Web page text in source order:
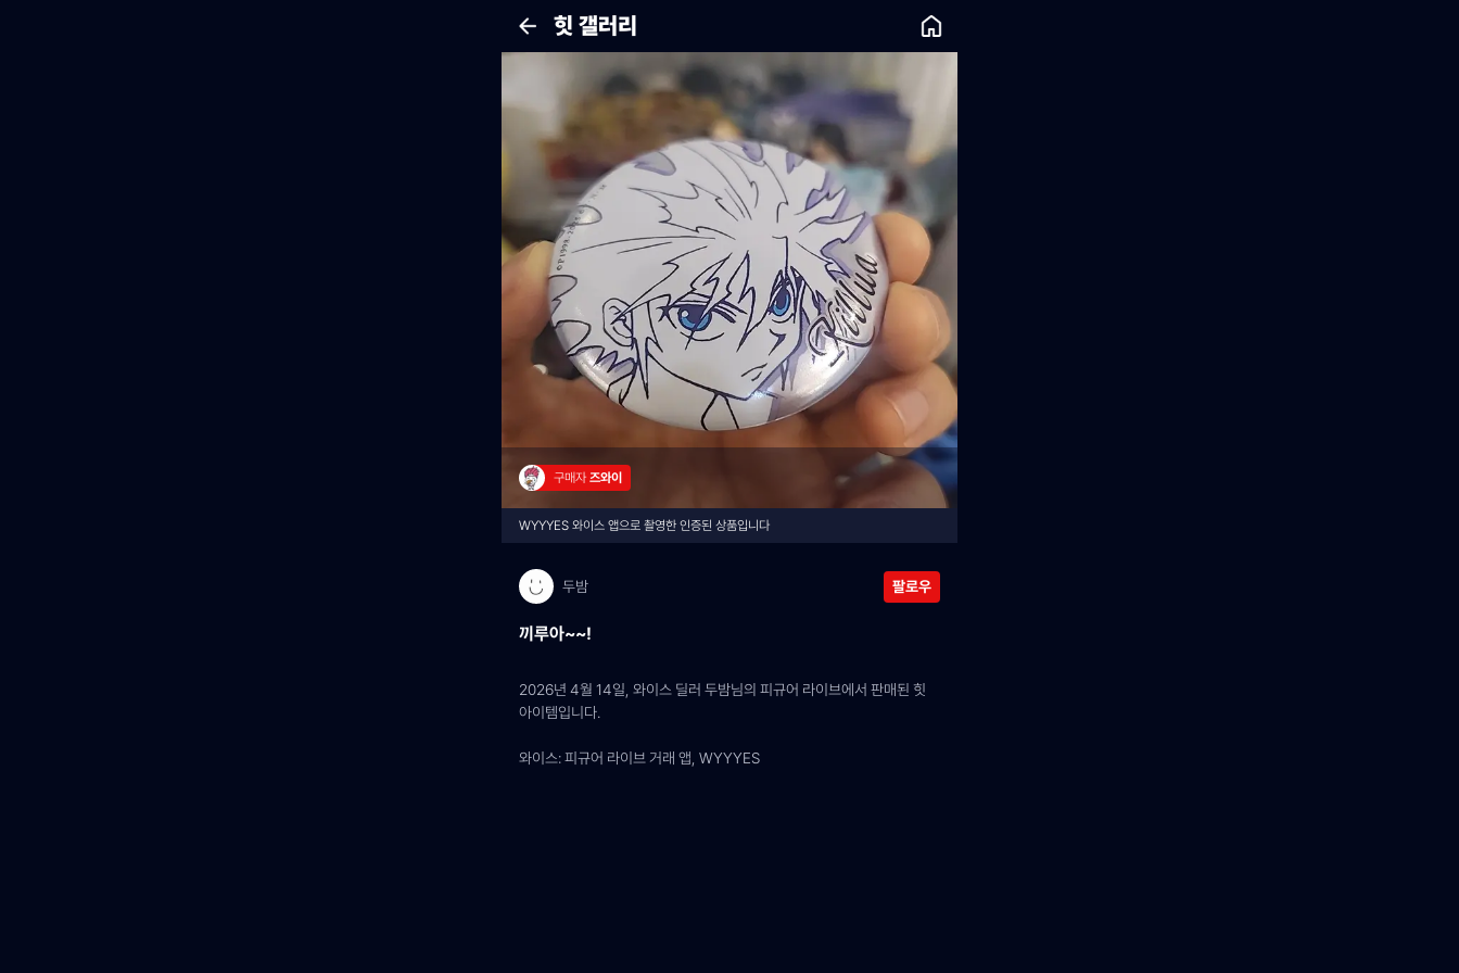
힛 갤러리
구매자 즈와이
WYYYES 와이스 앱으로 촬영한 인증된 상품입니다
두밤 팔로우
끼루아~~!
2026년 4월 14일, 와이스 딜러 두밤님의 피규어 라이브에서 판매된 힛
아이템입니다.
와이스: 피규어 라이브 거래 앱, WYYYES